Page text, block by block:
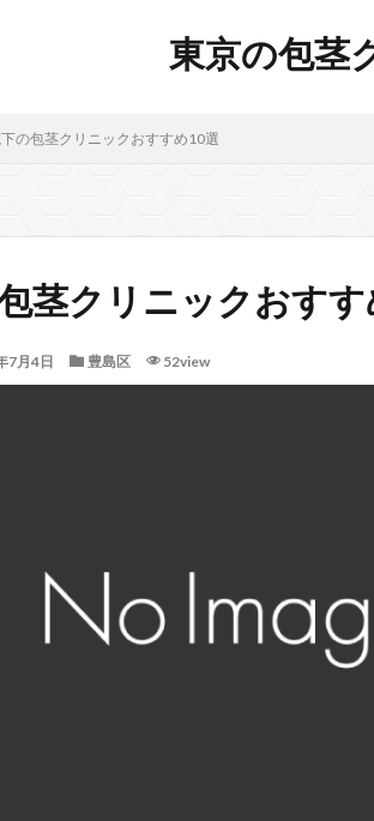
東京の包茎
の包茎クリニックおすすめ10選
茎クリニックおす
7月4日 豊島区 52view